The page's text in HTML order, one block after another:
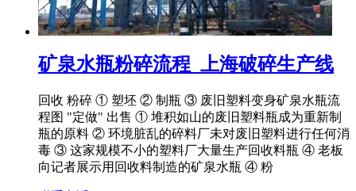
矿泉水瓶粉碎流程_上海破碎生产线
回收 粉碎 ① 塑坯 ② 制瓶 ③ 废旧塑料变身矿泉水瓶流
程图 "定做" 出售 ① 堆积如山的废旧塑料瓶成为重新制
瓶的原料 ② 环境脏乱的碎料厂未对废旧塑料进行任何消
毒 ③ 这家规模不小的塑料厂大量生产回收料瓶 ④ 老板
向记者展示用回收料制造的矿泉水瓶 ④ 粉